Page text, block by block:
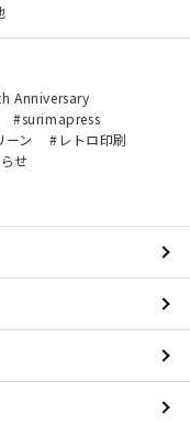
Anniversary
surimapress
ーン
レトロ印刷
せ